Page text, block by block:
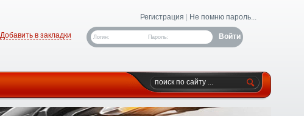
Регистрация Не помню пароль...
Логин: Пароль:
Добавить в закладки